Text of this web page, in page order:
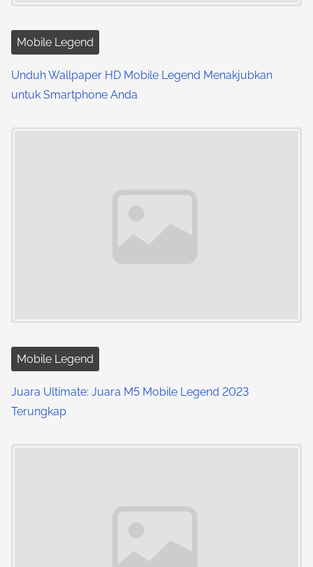
i
o
n
Mobile Legend
Unduh Wallpaper HD Mobile Legend Menakjubkan
untuk Smartphone Anda
Mobile Legend
Juara Ultimate: Juara M5 Mobile Legend 2023
Terungkap